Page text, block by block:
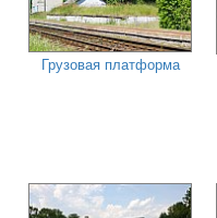
Грузовая платформа